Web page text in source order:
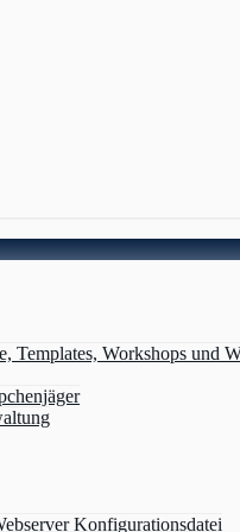
Templates, Workshops und
Konfigurationsdatei